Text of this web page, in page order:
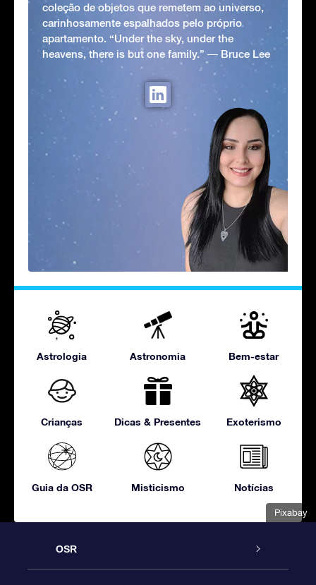
Pixabay
coleção de objetos que remetem ao universo,
carinhosamente espalhados pelo próprio
apartamento. “Under the sky, under the
heavens, there is but one family.” ― Bruce Lee
Astrologia Astronomia Bem-estar
Crianças Dicas & Presentes Exoterismo
Guia da OSR Misticismo Notícias
OSR